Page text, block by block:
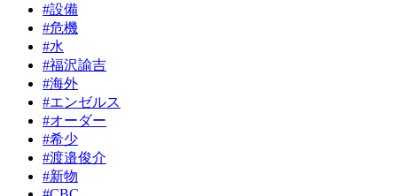
#設備
#危機
#水
#福沢諭吉
#海外
#エンゼルス
#オーダー
#希少
#渡邉俊介
#新物